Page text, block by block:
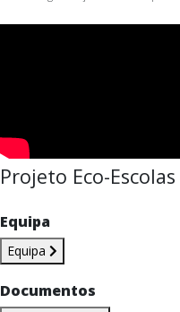
Projeto Eco-Escolas
Equipa
Equipa
Documentos